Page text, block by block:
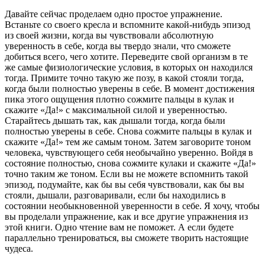
Давайте сейчас проделаем одно простое упражнение.
Встаньте со своего кресла и вспомните какой-нибудь эпизод
из своей жизни, когда вы чувствовали абсолютную
уверенность в себе, когда вы твердо знали, что сможете
добиться всего, чего хотите. Переведите свой организм в те
же самые физиологические условия, в которых он находился
тогда. Примите точно такую же позу, в какой стояли тогда,
когда были полностью уверены в себе. В момент достижения
пика этого ощущения плотно сожмите пальцы в кулак и
скажите «Да!» с максимальной силой и уверенностью.
Старайтесь дышать так, как дышали тогда, когда были
полностью уверены в себе. Снова сожмите пальцы в кулак и
скажите «Да!» тем же самым тоном. Затем заговорите тоном
человека, чувствующего себя необычайно уверенно. Войдя в
состояние полностью, снова сожмите кулаки и скажите «Да!»
точно таким же тоном. Если вы не можете вспомнить такой
эпизод, подумайте, как бы вы себя чувствовали, как бы вы
стояли, дышали, разговаривали, если бы находились в
состоянии необыкновенной уверенности в себе. Я хочу, чтобы
вы проделали упражнение, как и все другие упражнения из
этой книги. Одно чтение вам не поможет. А если будете
параллельно тренироваться, вы сможете творить настоящие
чудеса.